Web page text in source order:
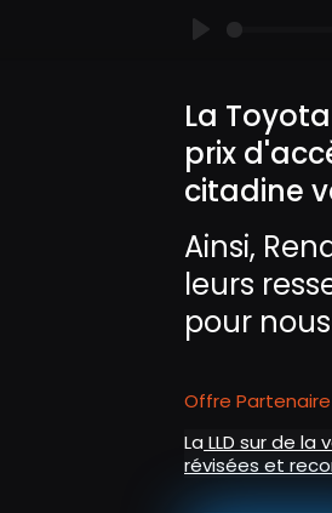
a
y
La
prix
citadine
Ainsi,
leurs
pour
Offre Partenaire
La LLD sur de la
révisées et